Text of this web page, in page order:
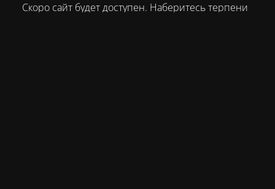
Скоро сайт будет доступен. Наберитесь терпения